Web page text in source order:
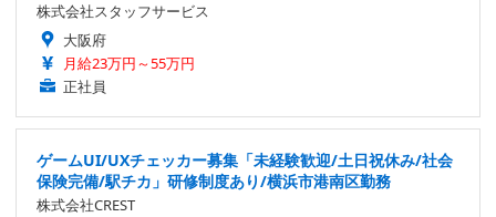
株式会社スタッフサービス
大阪府
月給23万円～55万円
正社員
ゲームUI/UXチェッカー募集「未経験歓迎/土日祝休み/社会
保険完備/駅チカ」研修制度あり/横浜市港南区勤務
株式会社CREST